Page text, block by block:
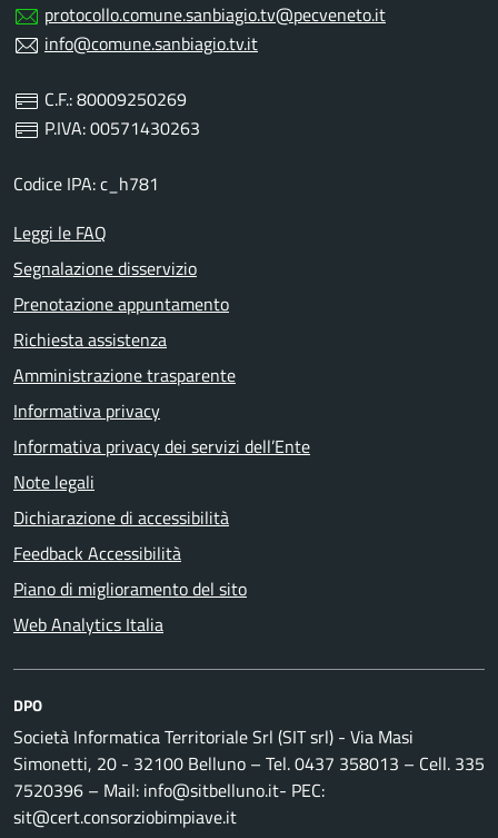
protocollo.comune.sanbiagio.tv@pecveneto.it
info@comune.sanbiagio.tv.it
C.F.: 80009250269
P.IVA: 00571430263
Codice IPA: c_h781
Leggi le FAQ
Segnalazione disservizio
Prenotazione appuntamento
Richiesta assistenza
Amministrazione trasparente
Informativa privacy
Informativa privacy dei servizi dell’Ente
Note legali
Dichiarazione di accessibilità
Feedback Accessibilità
Piano di miglioramento del sito
Web Analytics Italia
DPO
Società Informatica Territoriale Srl (SIT srl) - Via Masi
Simonetti, 20 - 32100 Belluno – Tel. 0437 358013 – Cell. 335
7520396 – Mail: info@sitbelluno.it- PEC:
sit@cert.consorziobimpiave.it